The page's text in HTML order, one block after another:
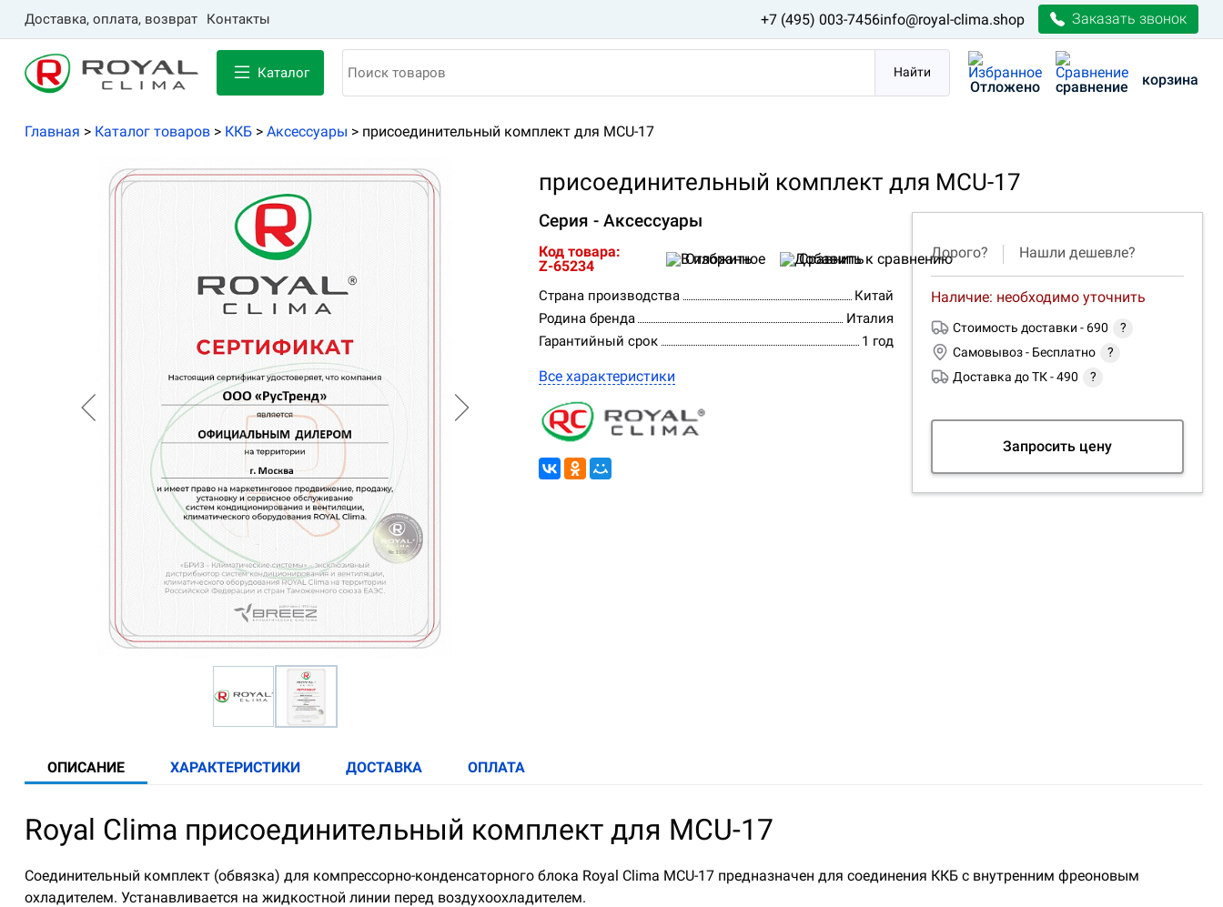
Доставка, оплата, возврат Контакты +7 (495) 003-7456info@royal-clima.shop Заказать звонок
Каталог Найти
Отложено сравнение корзина
Главная > Каталог товаров > ККБ > Аксессуары > присоединительный комплект для MCU-17
присоединительный комплект для MCU-17
Серия - Аксессуары
Код товара:
Z-65234
Отложить Сравнить
Страна производства
Китай
Родина бренда
Италия
Гарантийный срок
1 год
Все характеристики
Дорого? Нашли дешевле?
Наличие: необходимо уточнить
Стоимость доставки - 690
?
Самовывоз - Бесплатно
?
Доставка до ТК -490 ?
Запросить цену
ОПИСАНИЕ ХАРАКТЕРИСТИКИ ДОСТАВКА ОПЛАТА
Royal Clima присоединительный комплект для MCU-17
Соединительный комплект (обвязка) для компрессорно-конденсаторного блока Royal Clima MCU-17 предназначен для соединения ККБ с внутренним фреоновым
охладителем. Устанавливается на жидкостной линии перед воздухоохладителем.